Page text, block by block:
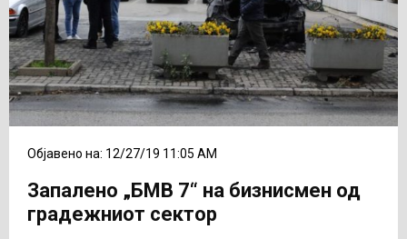
Објавено на: 12/27/19 11:05 AM
Запалено „БМВ 7“ на бизнисмен од
градежниот сектор